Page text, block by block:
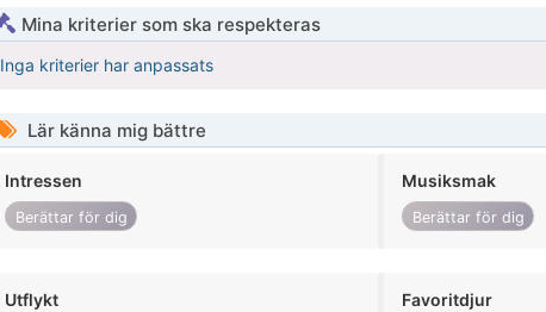
Mina kriterier som ska respekteras
Inga kriterier har anpassats
Lär känna mig bättre
Intressen
Berättar för dig
Musiksmak
Berättar för dig
Utflykt Favoritdjur